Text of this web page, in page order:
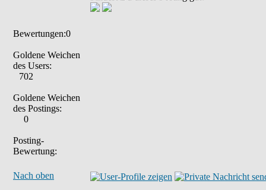
Bewertungen:0
Goldene Weichen
des Users:
702
Goldene Weichen
des Postings:
0
Posting-
Bewertung:
Nach oben